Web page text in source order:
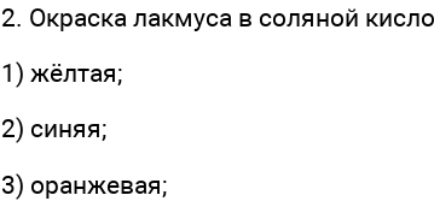
2. Окраска лакмуса в соляной
1) жёлтая;
2) синяя;
3) оранжевая;